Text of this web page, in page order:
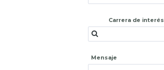
Carrera de interés
Mensaje